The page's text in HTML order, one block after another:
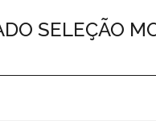
Advocacia-Geral da União
SELEÇÃO